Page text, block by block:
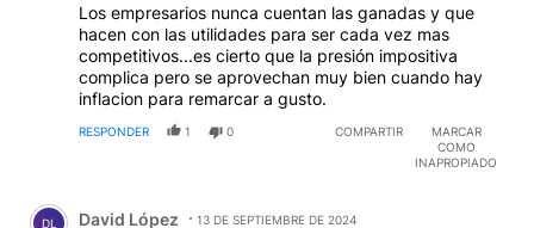
Los empresarios nunca cuentan las ganadas y que
hacen con las utilidades para ser cada vez mas
competitivos...es cierto que la presión impositiva
complica pero se aprovechan muy bien cuando hay
inflacion para remarcar a gusto.
RESPONDER 1 0 COMPARTIR
MARCAR
COMO
INAPROPIADO
Comentario de David López.
DL David López 13 DE SEPTIEMBRE DE 2024